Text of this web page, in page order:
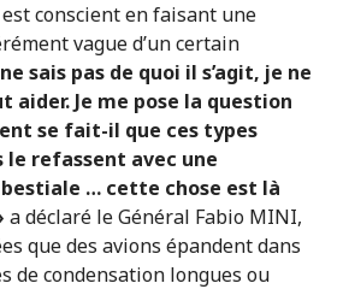
conscient en faisant une
vague d’un certain
ne sais pas de quoi il s’agit, je ne
aider. Je me pose la question
se fait-il que ces types
le refassent avec une
… cette chose est là
a déclaré le Général Fabio MINI,
que des avions épandent dans
de condensation longues ou